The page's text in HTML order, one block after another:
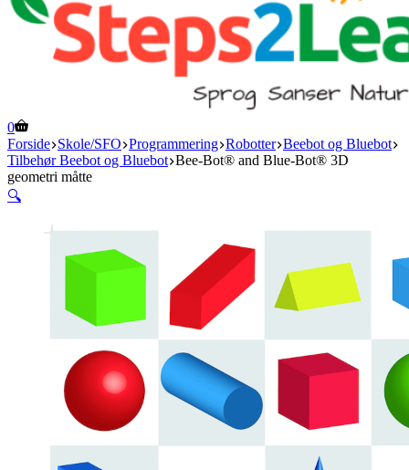
Indkøbskurv
0
Forside Skole/SFO Programmering Robotter Beebot og Bluebot
Tilbehør Beebot og Bluebot Bee-Bot® and Blue-Bot® 3D
geometri måtte
🔍